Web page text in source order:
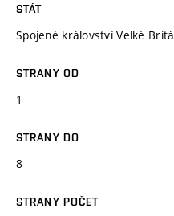
STÁT
Spojené království Velké
STRANY OD
1
STRANY DO
8
STRANY POČET